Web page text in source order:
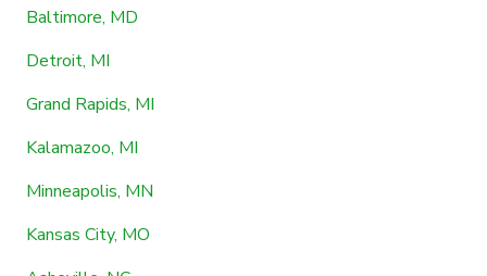
Baltimore, MD
Detroit, MI
Grand Rapids, MI
Kalamazoo, MI
Minneapolis, MN
Kansas City, MO